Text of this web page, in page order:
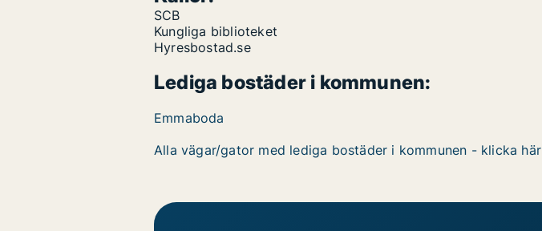
SCB
Kungliga biblioteket
Hyresbostad.se
Lediga bostäder i kommunen:
Emmaboda
Alla vägar/gator med lediga bostäder i kommunen - klicka här